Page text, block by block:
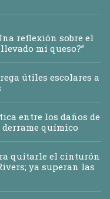
reflexión sobre el
mi queso?”
útiles escolares a
entre los daños de
químico
quitarle el cinturón
ya superan las